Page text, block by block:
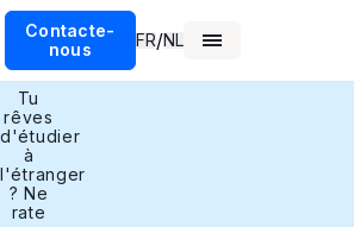
Contacte-
nous
FR/NL
Tu
rêves
d'étudier
à
l'étranger
? Ne
rate